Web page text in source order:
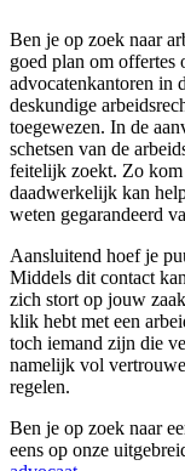
Ben je op zoek naar
goed plan om offertes
advocatenkantoren in
deskundige
toegewezen. In de
schetsen van de
feitelijk zoekt. Zo
daadwerkelijk kan
weten gegarandeerd
Aansluitend hoef je
Middels dit contact
zich stort op jouw
klik hebt met een
toch iemand zijn die
namelijk vol
regelen.
Ben je op zoek naar
eens op onze